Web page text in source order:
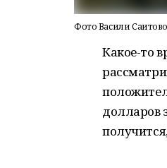
Фото Васили
Какое-то
долларов